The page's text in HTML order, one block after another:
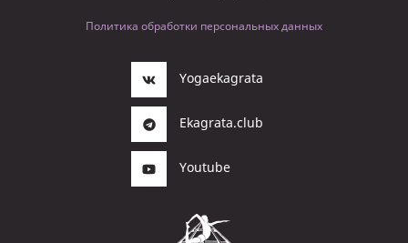
Политика обработки персональных данных
Yogaekagrata
Ekagrata.club
Youtube